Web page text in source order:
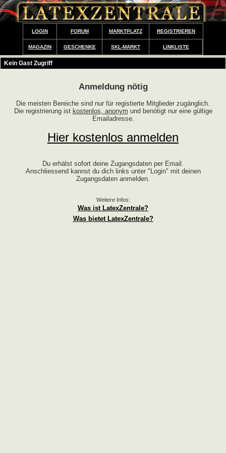
LOGIN FORUM MARKTPLATZ REGISTRIEREN
MAGAZIN GESCHENKE SKL-MARKT LINKLISTE
Kein Gast Zugriff
Anmeldung nötig
Die meisten Bereiche sind nur für registierte Mitglieder zugänglich.
Die registrierung ist kostenlos, anonym und benötigt nur eine gültige
Emailadresse.
Hier kostenlos anmelden
Du erhälst sofort deine Zugangsdaten per Email.
Anschliessend kannst du dich links unter "Login" mit deinen
Zugangsdaten anmelden.
Weitere Infos:
Was ist LatexZentrale?
Was bietet LatexZentrale?